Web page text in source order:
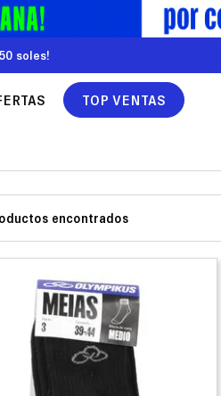
soles!
TOP VENTAS